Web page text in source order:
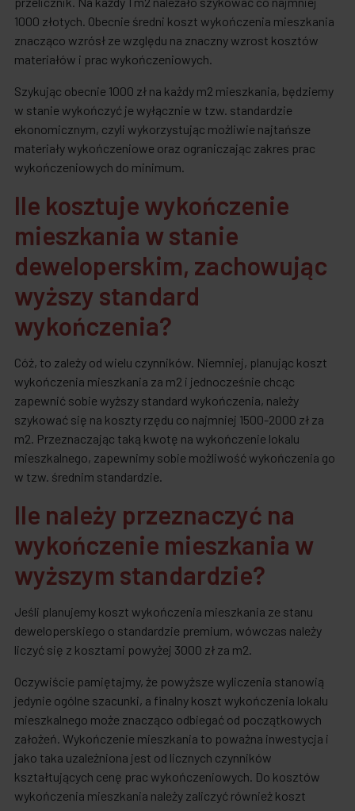
1000 złotych. Obecnie średni koszt wykończenia mieszkania
znacząco wzrósł ze względu na znaczny wzrost kosztów
materiałów i prac wykończeniowych.
Szykując obecnie 1000 zł na każdy m2 mieszkania, będziemy
w stanie wykończyć je wyłącznie w tzw. standardzie
ekonomicznym, czyli wykorzystując możliwie najtańsze
materiały wykończeniowe oraz ograniczając zakres prac
wykończeniowych do minimum.
Ile kosztuje wykończenie
mieszkania w stanie
deweloperskim, zachowując
wyższy standard
wykończenia?
Cóż, to zależy od wielu czynników. Niemniej, planując koszt
wykończenia mieszkania za m2 i jednocześnie chcąc
zapewnić sobie wyższy standard wykończenia, należy
szykować się na koszty rzędu co najmniej 1500-2000 zł za
m2. Przeznaczając taką kwotę na wykończenie lokalu
mieszkalnego, zapewnimy sobie możliwość wykończenia go
w tzw. średnim standardzie.
Ile należy przeznaczyć na
wykończenie mieszkania w
wyższym standardzie?
Jeśli planujemy koszt wykończenia mieszkania ze stanu
deweloperskiego o standardzie premium, wówczas należy
liczyć się z kosztami powyżej 3000 zł za m2.
Oczywiście pamiętajmy, że powyższe wyliczenia stanowią
jedynie ogólne szacunki, a finalny koszt wykończenia lokalu
mieszkalnego może znacząco odbiegać od początkowych
założeń. Wykończenie mieszkania to poważna inwestycja i
jako taka uzależniona jest od licznych czynników
kształtujących cenę prac wykończeniowych. Do kosztów
wykończenia mieszkania należy zaliczyć również koszt